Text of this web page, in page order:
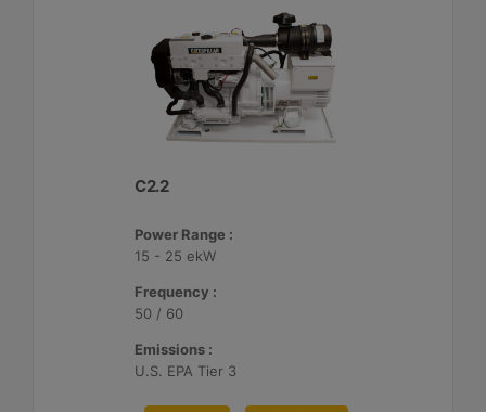
C2.2
Power Range :
15 - 25 ekW
Frequency :
50 / 60
Emissions :
U.S. EPA Tier 3